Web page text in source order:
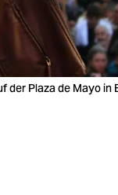
der Plaza de Mayo in